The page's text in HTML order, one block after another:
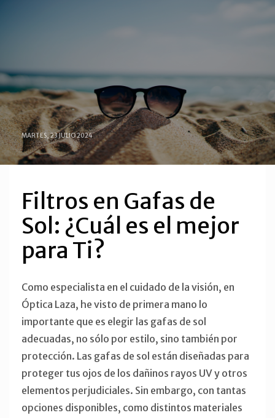
MARTES, 23 JULIO 2024
Filtros en Gafas de
Sol: ¿Cuál es el mejor
para Ti?
Como especialista en el cuidado de la visión, en
Óptica Laza, he visto de primera mano lo
importante que es elegir las gafas de sol
adecuadas, no sólo por estilo, sino también por
protección. Las gafas de sol están diseñadas para
proteger tus ojos de los dañinos rayos UV y otros
elementos perjudiciales. Sin embargo, con tantas
opciones disponibles, como distintos materiales